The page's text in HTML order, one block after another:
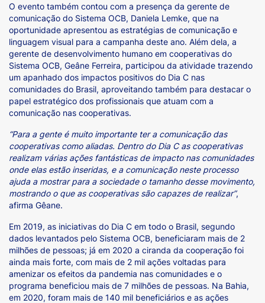
O evento também contou com a presença da gerente de
comunicação do Sistema OCB, Daniela Lemke, que na
oportunidade apresentou as estratégias de comunicação e
linguagem visual para a campanha deste ano. Além dela, a
gerente de desenvolvimento humano em cooperativas do
Sistema OCB, Geâne Ferreira, participou da atividade trazendo
um apanhado dos impactos positivos do Dia C nas
comunidades do Brasil, aproveitando também para destacar o
papel estratégico dos profissionais que atuam com a
comunicação nas cooperativas.
“Para a gente é muito importante ter a comunicação das
cooperativas como aliadas. Dentro do Dia C as cooperativas
realizam várias ações fantásticas de impacto nas comunidades
onde elas estão inseridas, e a comunicação neste processo
ajuda a mostrar para a sociedade o tamanho desse movimento,
mostrando o que as cooperativas são capazes de realizar”,
afirma Gêane.
Em 2019, as iniciativas do Dia C em todo o Brasil, segundo
dados levantados pelo Sistema OCB, beneficiaram mais de 2
milhões de pessoas; já em 2020 a ciranda da cooperação foi
ainda mais forte, com mais de 2 mil ações voltadas para
amenizar os efeitos da pandemia nas comunidades e o
programa beneficiou mais de 7 milhões de pessoas. Na Bahia,
em 2020, foram mais de 140 mil beneficiários e as ações